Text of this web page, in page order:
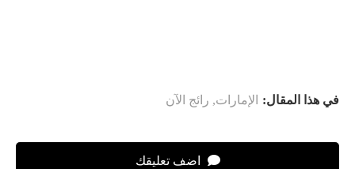
في هذا المقال: الإمارات, رائج الآن
اضف تعليقك